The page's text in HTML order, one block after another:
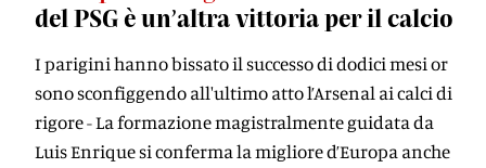
del PSG è un’altra vittoria per il calcio
I parigini hanno bissato il successo di dodici mesi or
sono sconfiggendo all'ultimo atto l’Arsenal ai calci di
rigore - La formazione magistralmente guidata da
Luis Enrique si conferma la migliore d’Europa anche